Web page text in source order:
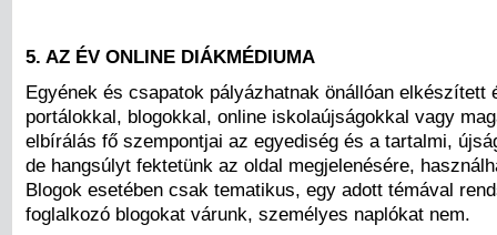
5. AZ ÉV ONLINE DIÁKMÉDIUMA
Egyének és csapatok pályázhatnak önállóan elkészített
portálokkal, blogokkal, online iskolaújságokkal vagy
elbírálás fő szempontjai az egyediség és a tartalmi,
de hangsúlyt fektetünk az oldal megjelenésére,
Blogok esetében csak tematikus, egy adott témával
foglalkozó blogokat várunk, személyes naplókat nem.